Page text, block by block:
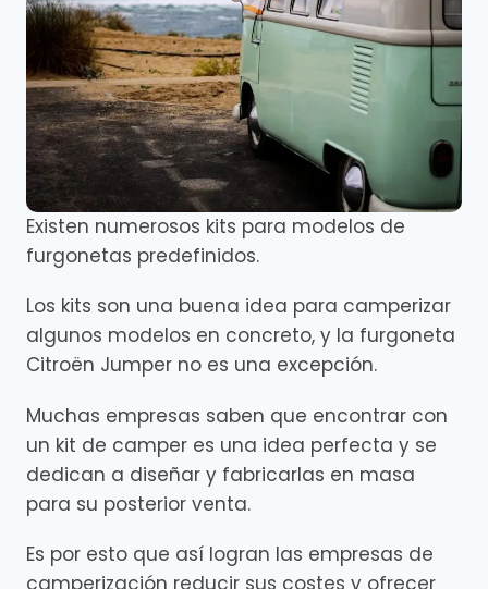
Existen numerosos kits para modelos de
furgonetas predefinidos.
Los kits son una buena idea para camperizar
algunos modelos en concreto, y la furgoneta
Citroën Jumper no es una excepción.
Muchas empresas saben que encontrar con
un kit de camper es una idea perfecta y se
dedican a diseñar y fabricarlas en masa
para su posterior venta.
Es por esto que así logran las empresas de
camperización reducir sus costes y ofrecer